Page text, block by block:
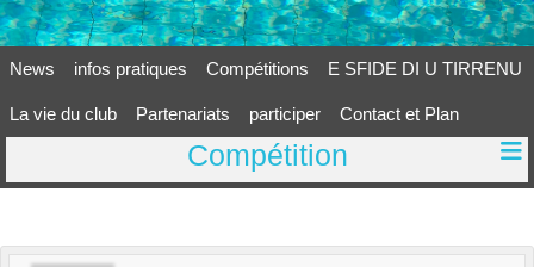
News infos pratiques Compétitions E SFIDE DI U TIRRENU
La vie du club Partenariats participer Contact et Plan
Compétition